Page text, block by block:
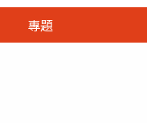
專題